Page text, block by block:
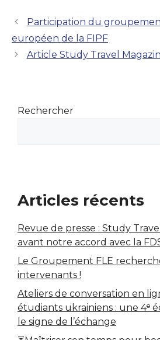
Participation du
européen de la FIPF
Article Study Travel
Rechercher
Articles récents
Revue de presse : Study
avant notre accord avec la
Le Groupement FLE
intervenants !
Ateliers de conversation en
étudiants ukrainiens : une 4ᵉ
le signe de l’échange